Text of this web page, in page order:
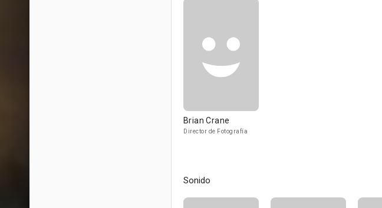
Brian Crane
Director de Fotografía
Sonido